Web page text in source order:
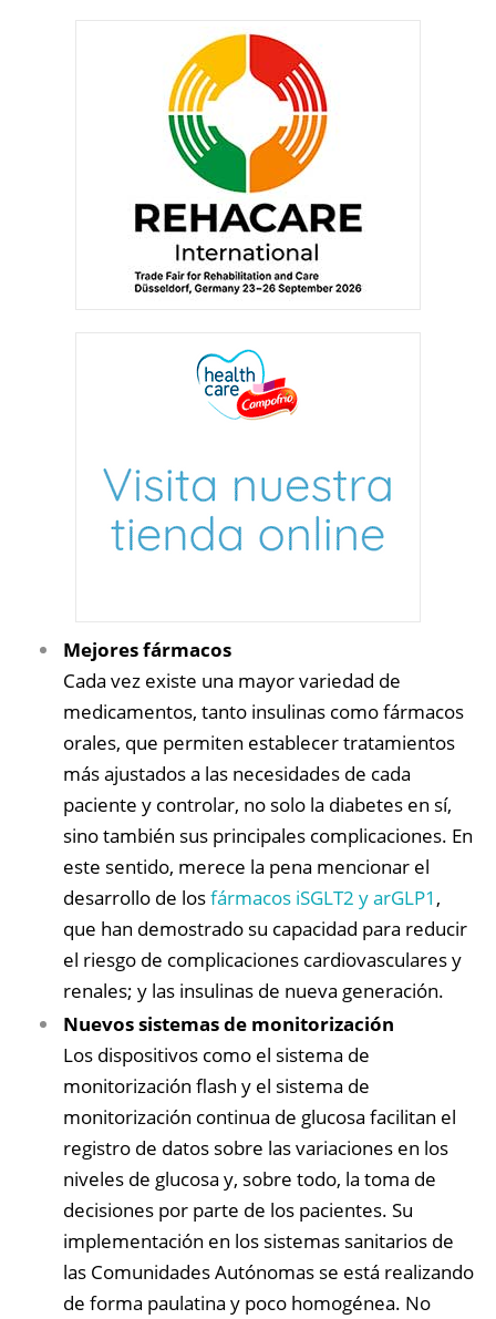
Mejores fármacos
Cada vez existe una mayor variedad de
medicamentos, tanto insulinas como fármacos
orales, que permiten establecer tratamientos
más ajustados a las necesidades de cada
paciente y controlar, no solo la diabetes en sí,
sino también sus principales complicaciones. En
este sentido, merece la pena mencionar el
desarrollo de losfármacos iSGLT2 y arGLP1 ,
que han demostrado su capacidad para reducir
el riesgo de complicaciones cardiovasculares y
renales; y las insulinas de nueva generación.
Nuevos sistemas de monitorización
Los dispositivos como el sistema de
monitorización flash y el sistema de
monitorización continua de glucosa facilitan el
registro de datos sobre las variaciones en los
niveles de glucosa y, sobre todo, la toma de
decisiones por parte de los pacientes. Su
implementación en los sistemas sanitarios de
las Comunidades Autónomas se está realizando
de forma paulatina y poco homogénea. No